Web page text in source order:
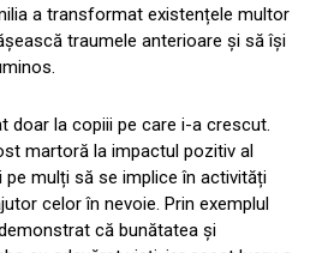
a transformat existențele multor
traumele anterioare și să își
doar la copiii pe care i-a crescut.
martoră la impactul pozitiv al
pe mulți să se implice în activități
celor în nevoie. Prin exemplul
că bunătatea și